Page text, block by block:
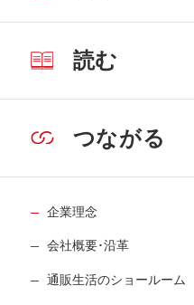
読む
つながる
企業理念
会社概要･沿革
通販生活のショールーム